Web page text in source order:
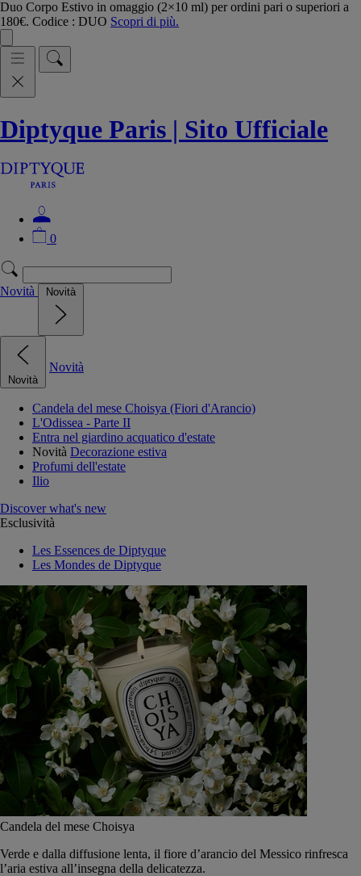
Duo Corpo Estivo in omaggio (2×10 ml) per ordini pari o superiori a
180€. Codice : DUO Scopri di più.
Diptyque Paris | Sito Ufficiale
0
Novità Novità
Novità
Novità
Candela del mese Choisya (Fiori d'Arancio)
L'Odissea - Parte II
Entra nel giardino acquatico d'estate
Novità Decorazione estiva
Profumi dell'estate
Ilio
Discover what's new
Esclusività
Les Essences de Diptyque
Les Mondes de Diptyque
Candela del mese Choisya
Verde e dalla diffusione lenta, il fiore d’arancio del Messico rinfresca
l’aria estiva all’insegna della delicatezza.